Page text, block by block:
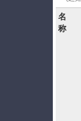
名
称